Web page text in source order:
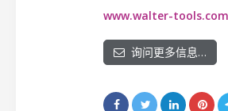
www.walter-tools.com
询问更多信息…